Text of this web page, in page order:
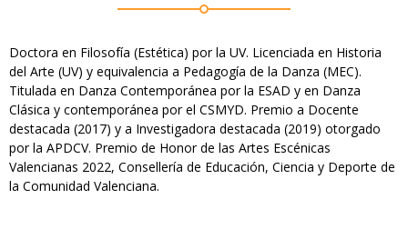
Doctora en Filosofía (Estética) por la UV. Licenciada en Historia
del Arte (UV) y equivalencia a Pedagogía de la Danza (MEC).
Titulada en Danza Contemporánea por la ESAD y en Danza
Clásica y contemporánea por el CSMYD. Premio a Docente
destacada (2017) y a Investigadora destacada (2019) otorgado
por la APDCV. Premio de Honor de las Artes Escénicas
Valencianas 2022, Consellería de Educación, Ciencia y Deporte de
la Comunidad Valenciana.